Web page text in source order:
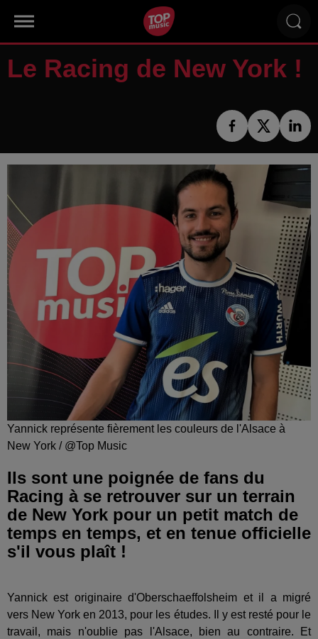
Le Racing de New York !
Yannick représente fièrement les couleurs de l'Alsace à
New York / @Top Music
Ils sont une poignée de fans du
Racing à se retrouver sur un terrain
de New York pour un petit match de
temps en temps, et en tenue officielle
s'il vous plaît !
Yannick est originaire d'Oberschaeffolsheim et il a migré
vers New York en 2013, pour les études. Il y est resté pour le
travail, mais n'oublie pas l'Alsace, bien au contraire. Et